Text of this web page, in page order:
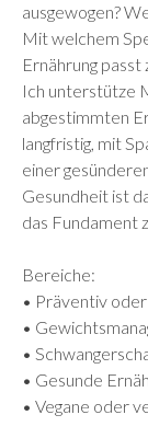
ausgewogen?
Mit welchem
Ernährung passt
Ich unterstütze
abgestimmten
langfristig, mit
einer
Gesundheit ist
das Fundament
Bereiche:
• Präventiv
•
•
• Gesunde
• Vegane oder